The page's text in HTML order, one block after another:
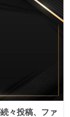
々投稿、ファ